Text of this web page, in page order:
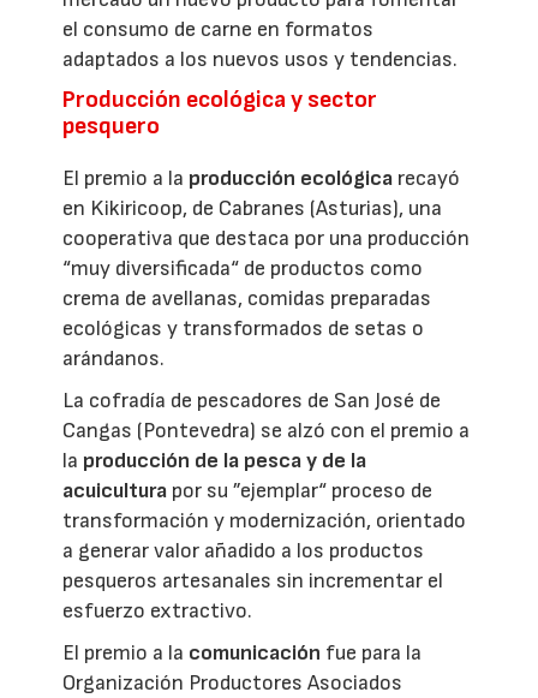
el consumo de carne en formatos
adaptados a los nuevos usos y tendencias.
Producción ecológica y sector
pesquero
El premio a la producción ecológica recayó
en Kikiricoop, de Cabranes (Asturias), una
cooperativa que destaca por una producción
“muy diversificada“ de productos como
crema de avellanas, comidas preparadas
ecológicas y transformados de setas o
arándanos.
La cofradía de pescadores de San José de
Cangas (Pontevedra) se alzó con el premio a
la producción de la pesca y de la
acuicultura por su ”ejemplar“ proceso de
transformación y modernización, orientado
a generar valor añadido a los productos
pesqueros artesanales sin incrementar el
esfuerzo extractivo.
El premio a la comunicación fue para la
Organización Productores Asociados